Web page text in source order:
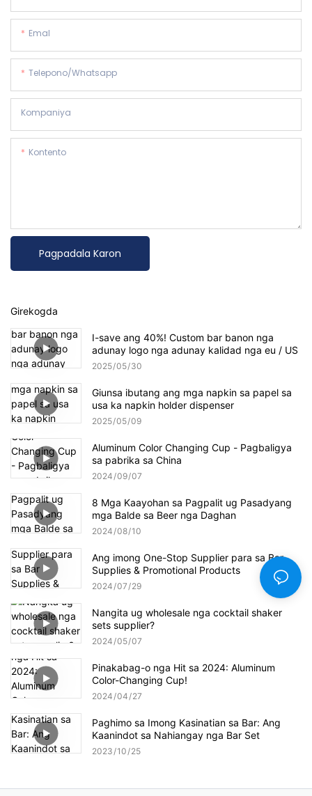
Emal
Telepono/whatsapp
Kompaniya
Kontento
Pagpadala Karon
Girekogda
I-save ang 40%! Custom bar banon nga
adunay logo nga adunay kalidad nga eu / US
2025 05 30
Giunsa ibutang ang mga napkin sa papel sa
usa ka napkin holder dispenser
2025 05 09
Aluminum Color Changing Cup - Pagbaligya
sa pabrika sa China
2024 09 07
8 Mga Kaayohan sa Pagpalit ug Pasadyang
mga Balde sa Beer nga Daghan
2024 08 10
Ang imong One-Stop Supplier para sa Bar
Supplies & Promotional Products
2024 07 29
Nangita ug wholesale nga cocktail shaker
sets supplier?
2024 05 07
Pinakabag-o nga Hit sa 2024: Aluminum
Color-Changing Cup!
2024 04 27
Paghimo sa Imong Kasinatian sa Bar: Ang
Kaanindot sa Nahiangay nga Bar Set
2023 10 25